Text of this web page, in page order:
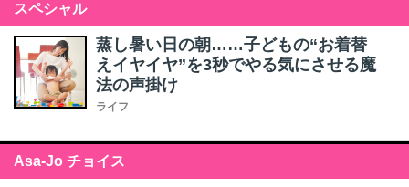
スペシャル
蒸し暑い日の朝……子どもの“お着替
えイヤイヤ”を3秒でやる気にさせる魔
法の声掛け
ライフ
Asa-Jo チョイス